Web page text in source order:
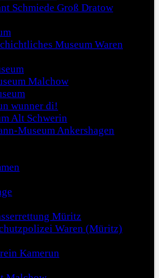
Schmiede Groß Dratow
Museum Waren
Malchow
wunner di!
Alt Schwerin
Museum Ankershagen
Müritz
Waren (Müritz)
Kamerun